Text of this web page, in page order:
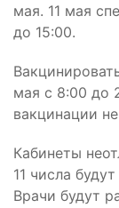
мая. 11 мая
до 15:00.
мая с 8:00 до
вакцинации
Кабинеты
11 числа
Врачи будут